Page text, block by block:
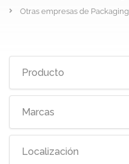
Otras empresas de Packaging